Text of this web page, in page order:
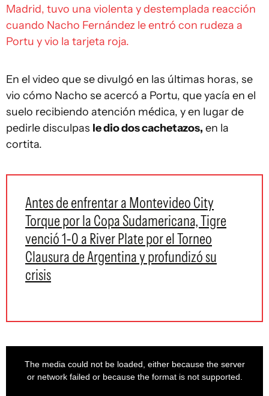
Madrid, tuvo una violenta y destemplada reacción
cuando Nacho Fernández le entró con rudeza a
Portu y vio la tarjeta roja.
En el video que se divulgó en las últimas horas, se
vio cómo Nacho se acercó a Portu, que yacía en el
suelo recibiendo atención médica, y en lugar de
pedirle disculpas le dio dos cachetazos, en la
cortita.
Antes de enfrentar a Montevideo City
Torque por la Copa Sudamericana, Tigre
venció 1-0 a River Plate por el Torneo
Clausura de Argentina y profundizó su
crisis
The media could not be loaded, either because the server
or network failed or because the format is not supported.